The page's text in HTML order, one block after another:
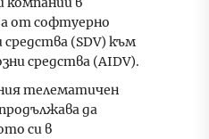
от софтуерно
(SDV) към
средства (AIDV).
телематичен
продължава да
си в